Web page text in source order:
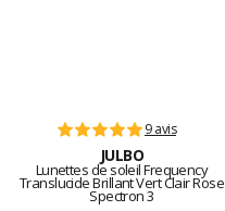
9 avis
JULBO
Lunettes de soleil Frequency
Translucide Brillant Vert Clair Rose
Spectron 3